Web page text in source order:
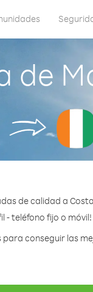
de
de calidad a
- teléfono fijo o
conseguir las